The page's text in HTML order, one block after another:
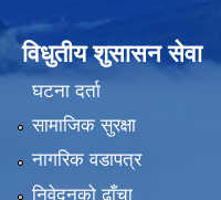
विधुतीय शुसासन सेवा
घटना दर्ता
सामाजिक सुरक्षा
नागरिक वडापत्र
निवेदनको ढाँचा